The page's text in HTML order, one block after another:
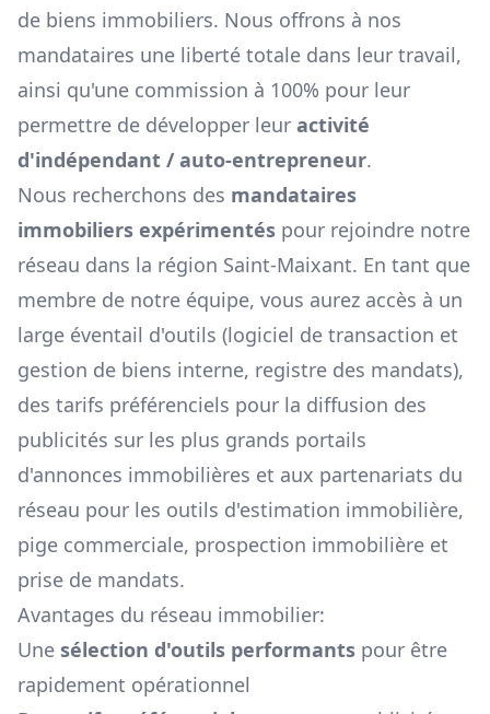
de biens immobiliers. Nous offrons à nos
mandataires une liberté totale dans leur travail,
ainsi qu'une commission à 100% pour leur
permettre de développer leur activité
d'indépendant / auto-entrepreneur.
Nous recherchons des mandataires
immobiliers expérimentés pour rejoindre notre
réseau dans la région Saint-Maixant. En tant que
membre de notre équipe, vous aurez accès à un
large éventail d'outils (logiciel de transaction et
gestion de biens interne, registre des mandats),
des tarifs préférenciels pour la diffusion des
publicités sur les plus grands portails
d'annonces immobilières et aux partenariats du
réseau pour les outils d'estimation immobilière,
pige commerciale, prospection immobilière et
prise de mandats.
Avantages du réseau immobilier:
Une sélection d'outils performants pour être
rapidement opérationnel